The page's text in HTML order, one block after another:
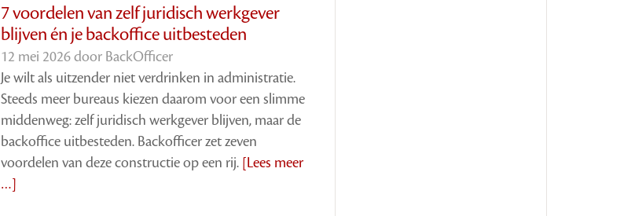
7 voordelen van zelf juridisch werkgever
blijven én je backoffice uitbesteden
12 mei 2026 door BackOfficer
Je wilt als uitzender niet verdrinken in administratie.
Steeds meer bureaus kiezen daarom voor een slimme
middenweg: zelf juridisch werkgever blijven, maar de
backoffice uitbesteden. Backofficer zet zeven
voordelen van deze constructie op een rij. [Lees meer
…]